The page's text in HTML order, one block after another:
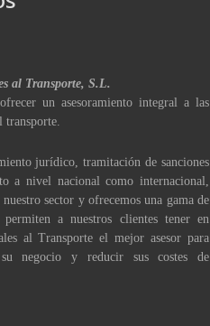
al Transporte, S.L.
un asesoramiento integral a las
transporte.
jurídico, tramitación de sanciones
a nivel nacional como internacional,
sector y ofrecemos una gama de
a nuestros clientes tener en
al Transporte el mejor asesor para
negocio y reducir sus costes de